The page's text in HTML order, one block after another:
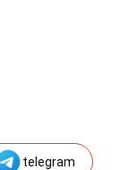
telegram